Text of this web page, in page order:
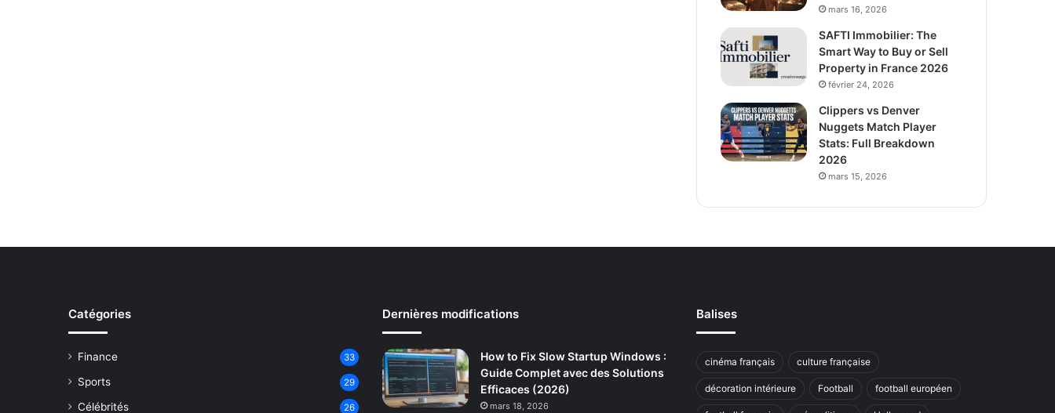
mars 16, 2026
SAFTI Immobilier: The
Smart Way to Buy or Sell
Property in France 2026
février 24, 2026
Clippers vs Denver
Nuggets Match Player
Stats: Full Breakdown
2026
mars 15, 2026
Catégories
Finance 33
Sports 29
Célébrités 26
Dernières modifications
How to Fix Slow Startup Windows :
Guide Complet avec des Solutions
Efficaces (2026)
mars 18, 2026
Balises
cinéma français culture française
décoration intérieure Football football européen